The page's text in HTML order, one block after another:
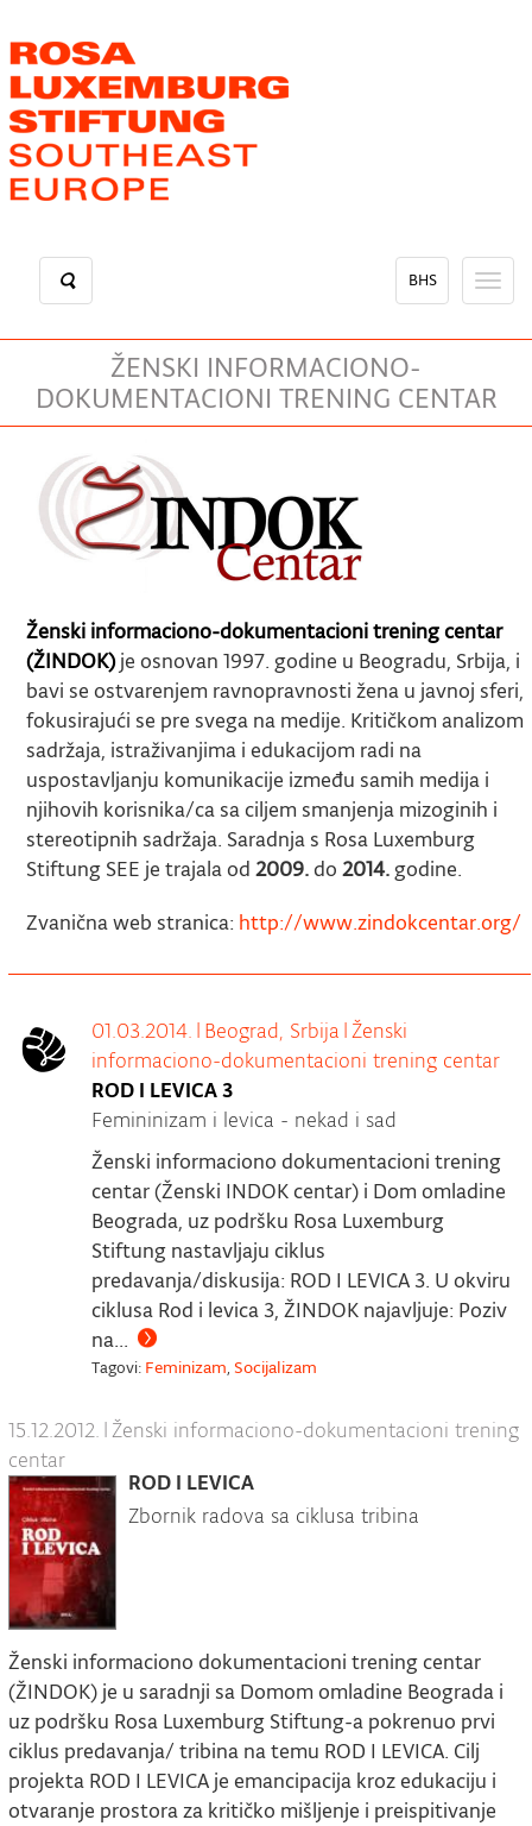
main
content
Toggle
BHS
ŽENSKI INFORMACIONO-
DOKUMENTACIONI TRENING CENTAR
Ženski informaciono-dokumentacioni trening centar
(ŽINDOK)je osnovan 1997. godine u Beogradu, Srbija, i
bavi se ostvarenjem ravnopravnosti žena u javnoj sferi,
fokusirajući se pre svega na medije. Kritičkom analizom
sadržaja, istraživanjima i edukacijom radi na
uspostavljanju komunikacije između samih medija i
njihovih korisnika/ca sa ciljem smanjenja mizoginih i
stereotipnih sadržaja. Saradnja s Rosa Luxemburg
Stiftung SEE je trajala od 2009.do 2014.godine.
Zvanična web stranica: http://www.zindokcentar.org/
01.03.2014. | Beograd, Srbija |Ženski
informaciono-dokumentacioni trening centar
ROD I LEVICA 3
Femininizam i levica - nekad i sad
Ženski informaciono dokumentacioni trening
centar (Ženski INDOK centar) i Dom omladine
Beograda, uz podršku Rosa Luxemburg
Stiftung nastavljaju ciklus
predavanja/diskusija: ROD I LEVICA 3. U okviru
ciklusa Rod i levica 3, ŽINDOK najavljuje: Poziv
na...
Tagovi: Feminizam, Socijalizam
15.12.2012. |Ženski informaciono-dokumentacioni trening
centar
ROD I LEVICA
Zbornik radova sa ciklusa tribina
Ženski informaciono dokumentacioni trening centar
(ŽINDOK) je u saradnji sa Domom omladine Beograda i
uz podršku Rosa Luxemburg Stiftung-a pokrenuo prvi
ciklus predavanja/ tribina na temu ROD I LEVICA. Cilj
projekta ROD I LEVICA je emancipacija kroz edukaciju i
otvaranje prostora za kritičko mišljenje i preispitivanje